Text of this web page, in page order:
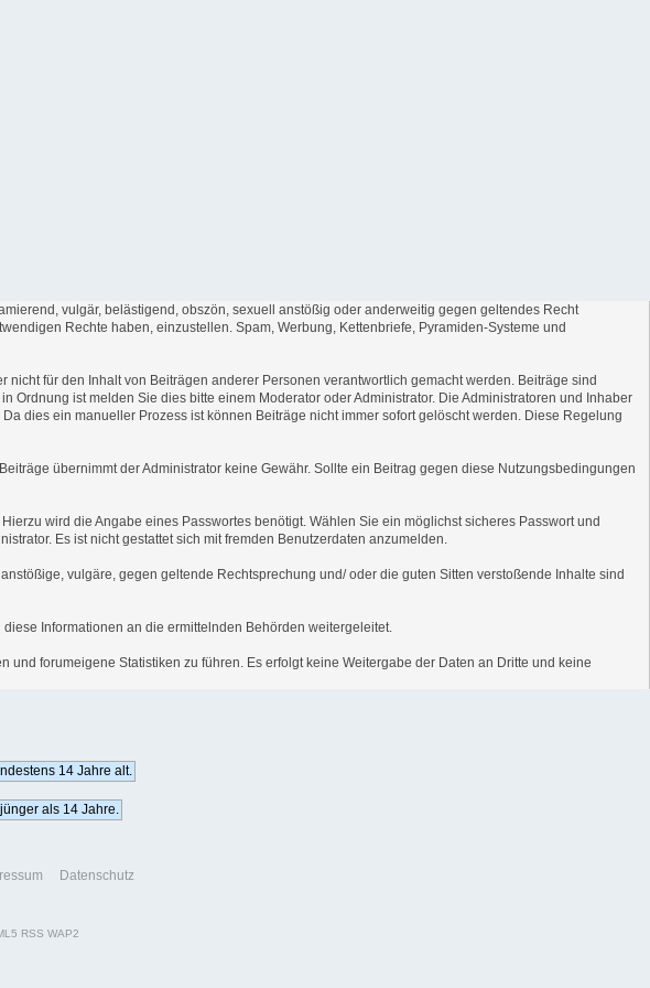
vulgär, belästigend, obszön, sexuell anstößig oder anderweitig gegen geltendes Recht
Rechte haben, einzustellen. Spam, Werbung, Kettenbriefe, Pyramiden-Systeme und
für den Inhalt von Beiträgen anderer Personen verantwortlich gemacht werden. Beiträge sind
ist melden Sie dies bitte einem Moderator oder Administrator. Die Administratoren und Inhaber
dies ein manueller Prozess ist können Beiträge nicht immer sofort gelöscht werden. Diese Regelung
übernimmt der Administrator keine Gewähr. Sollte ein Beitrag gegen diese Nutzungsbedingungen
wird die Angabe eines Passwortes benötigt. Wählen Sie ein möglichst sicheres Passwort und
Es ist nicht gestattet sich mit fremden Benutzerdaten anzumelden.
vulgäre, gegen geltende Rechtsprechung und/ oder die guten Sitten verstoßende Inhalte sind
Informationen an die ermittelnden Behörden weitergeleitet.
forumeigene Statistiken zu führen. Es erfolgt keine Weitergabe der Daten an Dritte und keine
Datenschutz
RSS WAP2